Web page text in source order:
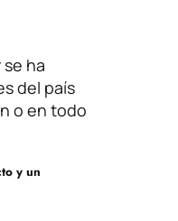
ha
del país
o en todo
y un